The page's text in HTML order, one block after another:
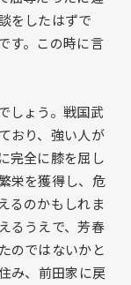
をしたはずで
す。この時に言
しょう。戦国武
おり、強い人が
完全に膝を屈し
栄を獲得し、危
るのかもしれま
るうえで、芳春
のではないかと
み、前田家に戻